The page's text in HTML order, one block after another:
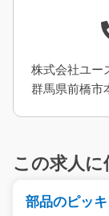
株式会社ユ
群馬県前橋市
この求人に
部品のピッ